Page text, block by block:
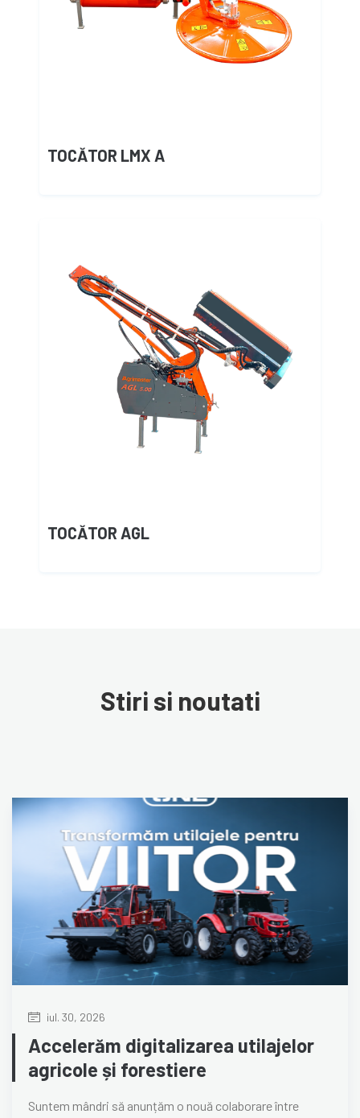
TOCĂTOR LMX A
TOCĂTOR AGL
Stiri si noutati
iul. 30, 2026
Accelerăm digitalizarea utilajelor
agricole și forestiere
Suntem mândri să anunțăm o nouă colaborare între